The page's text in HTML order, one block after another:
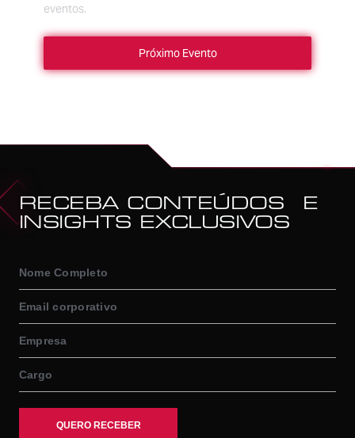
eventos.
Próximo Evento
RECEBA CONTEÚDOS E
INSIGHTS EXCLUSIVOS